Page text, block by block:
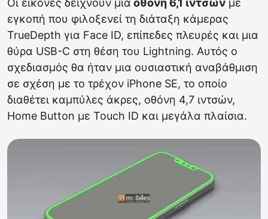
εγκοπή που φιλοξενεί τη διάταξη κάμερας
TrueDepth για Face ID, επίπεδες πλευρές και μια
θύρα USB-C στη θέση του Lightning. Αυτός ο
σχεδιασμός θα ήταν μια ουσιαστική αναβάθμιση
σε σχέση με το τρέχον iPhone SE, το οποίο
διαθέτει καμπύλες άκρες, οθόνη 4,7 ιντσών,
Home Βutton με Touch ID και μεγάλα πλαίσια.